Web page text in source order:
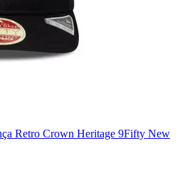
Retro Crown Heritage 9Fifty New